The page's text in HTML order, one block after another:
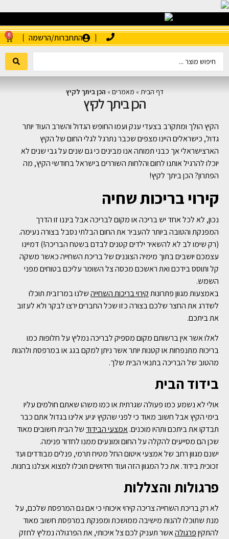
התחברות/הרשמה 0
דף הבית» מאמרים » הכן ביתך לקיץ
הכן ביתך לקיץ
הקיץ הולך ומתקרב בצעדי ענק ועמו החופש הגדול והשרב העוד יותר
גדול, כישראלים היינו מצפים שכבר נתרגל לגלי החום של הקיץ
הארצישראלי אך כבני תמותה אנו מבינים כי גם שנים על גבי שנים לא
יוכלו להרגיל אותנו לחום והלחות השוררים בישראל בחודשי הקיץ, מה
הפתרון? הכן ביתך לקיץ!
קירוי בריכות שחיה
נכון, לא לכל אחד יש בריכה או מקום לבריכה אבל ביננו זו הדרך
המפנקת והטובה ביותר להעביר את החום הבלתי נסבל בצורה נעימה.
(רק שימו לב לא להשאיר ילדים קטנים לבדם בשטח הבריכה!) דמיינו
עצמכם יושבים בתוך מימיה הצוננים של בריכת השחייה כאשר משקה
קל ותוסס בידכם ואת ראשכם מכסה צל השומר עליכם בטוחים מפני
השמש.
באמצעות מגוון פתרונותקירוי בריכות השחייהשלנו במרזבית תוכלו
לשדרג את החצר שלכם בצורה כזו שכל החברים ירצו לבקר ולא לעזוב
את ביתכם.
לאלו אשר אין ברשותם מקום מספיק לבריכה נמליץ על חלופות כמו
בריכות מתנפחות או קטנות יותר אשר ניתן למקם בגג או במרפסת ולהנות
מהטוב של הבריכה בתנאי הבית שלך.
בידוד הבית
אולי לא נשמע כמו פעולה שגרתית או כמו משהו שאתם חולמים עליו
בימי הקיץ אבל חשוב מאוד כי לפני שהקיץ יגיע אלינו בגדול אתם כבר
תבדקו את ביתכם ותהיו מוכנים.אמצעי הבידודשל הבית חשובים מאוד
שכן הם מסייעים להקלה על החום ומונעים ממנו לחדור פנימה.
ישנם מגוון רחב של אמצעי איטום החל מטיח תרמי, פנלים מבודדים ועד
זכוכית בידוד. את כל המגוון הזה ועוד חידושים תוכלו למצוא אצלנו בחנות.
פרגולות והצללות
לא רק בריכת השחייה צריכה קירוי איכותי כי אם גם המרפסת שלכם, על
מנת שתוכלו להנות מישיבה ממושכת ומפנקת במרפסת חשוב מאוד
להתקיןפרגולהאשר תעניק לכם צל איכותי, את הפרגולה נמליץ לחזק